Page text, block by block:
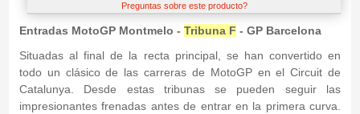
Preguntas sobre este producto?
Entradas MotoGP Montmelo - Tribuna F - GP Barcelona
Situadas al final de la recta principal, se han convertido en
todo un clásico de las carreras de MotoGP en el Circuit de
Catalunya. Desde estas tribunas se pueden seguir las
impresionantes frenadas antes de entrar en la primera curva.